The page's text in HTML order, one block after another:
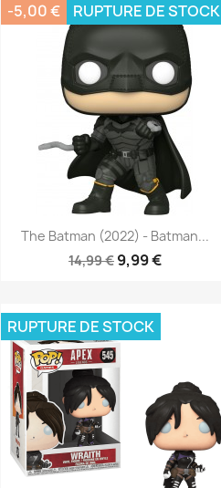
The Batman (2022) - Batman...
14,99 € 9,99 €
-5,00 € RUPTURE DE STOCK
Aperçu rapide
RUPTURE DE STOCK